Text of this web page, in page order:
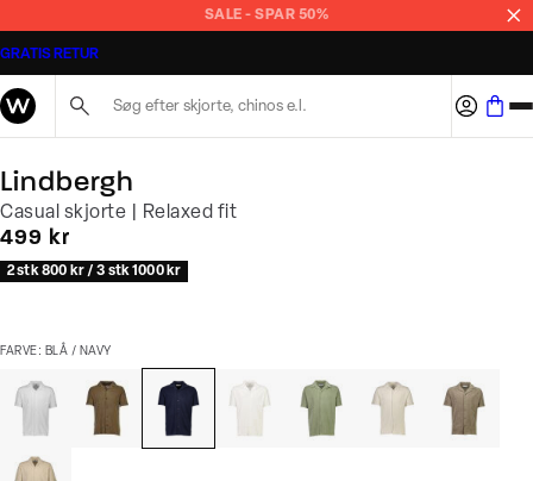
SALE - SPAR 50%
GRATIS RETUR
Lindbergh
Casual skjorte | Relaxed fit
I alt (inkl. rabat)
499 kr
2 stk 800 kr / 3 stk 1000 kr
FARVE: BLÅ / NAVY